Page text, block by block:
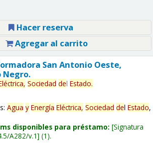
Hacer reserva
Agregar al carrito
San Antonio Oeste,
Negro.
Sociedad del Estado.
Agua y Energía Eléctrica, Sociedad del Estado,
disponibles para préstamo: Signatura
A282/v.1 (1).